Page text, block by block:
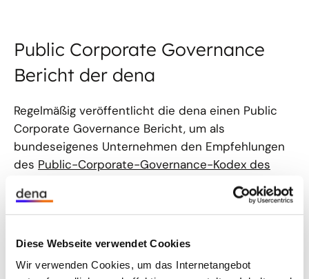
Diese Webseite verwendet Cookies
Wir verwenden Cookies, um das Internetangebot
Public Corporate Governance
Bericht der dena
Regelmäßig veröffentlicht die dena einen Public
Corporate Governance Bericht, um als
bundeseigenes Unternehmen den Empfehlungen
des Public-Corporate-Governance-Kodex des
Was ist der Public Corporate Governance Kodex
Am 1. Juli 2009 verabschiedete das